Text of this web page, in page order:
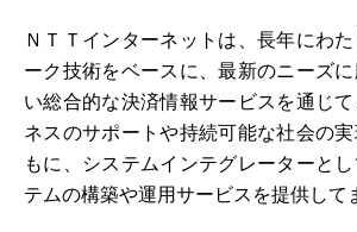
ＮＴＴインターネットは、長年にわ
ーク技術をベースに、最新のニーズ
い総合的な決済情報サービスを通じ
ネスのサポートや持続可能な社会の
もに、システムインテグレーターと
テムの構築や運用サービスを提供して